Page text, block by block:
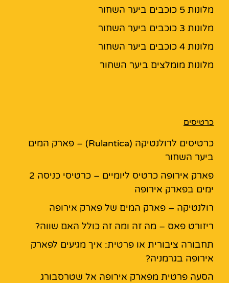
מלונות 5 כוכבים ביער השחור
מלונות 3 כוכבים ביער השחור
מלונות 4 כוכבים ביער השחור
מלונות מומלצים ביער השחור
כרטיסים
כרטיסים לרולנטיקה (Rulantica) – פארק המים
ביער השחור
פארק אירופה כרטיס ליומיים – כרטיסי כניסה 2
ימים בפארק אירופה
רולנטיקה – פארק המים של פארק אירופה
ריזורט פאס – מה זה ומה זה כולל האם שווה?
תחבורה ציבורית או פרטית: איך מגיעים לפארק
אירופה בגרמניה?
הסעה פרטית מפארק אירופה אל שטרסבורג